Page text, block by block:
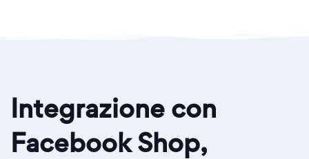
Integrazione con
Facebook Shop,